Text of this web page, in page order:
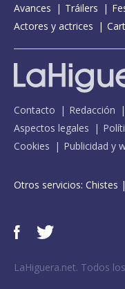
Avances
Tráilers
Actores y actrices
Contacto Redacción
Aspectos legales
Cookies
Publicidad y
Otros servicios: Chistes |
LaHiguera.net. Todos